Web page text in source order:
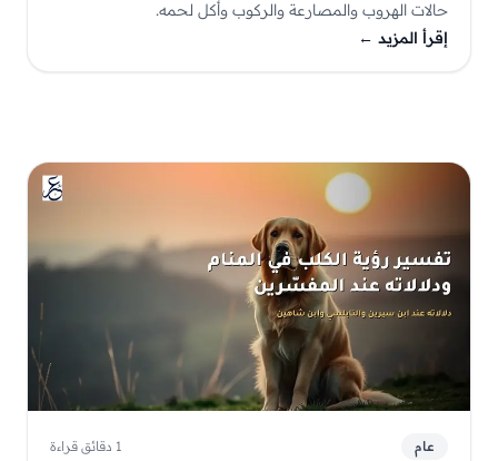
حالات الهروب والمصارعة والركوب وأكل لحمه.
إقرأ المزيد ←
عام 1 دقائق قراءة